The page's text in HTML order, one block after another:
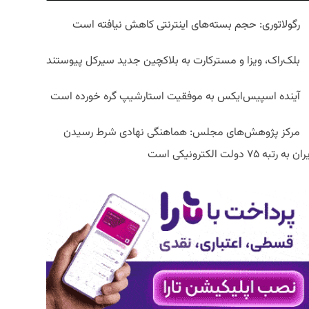
رگولاتوری: حجم بسته‌های اینترنتی کاهش نیافته است
بلک‌راک، ویزا و مسترکارت به بلاکچین جدید سیرکل پیوستند
آینده اسپیس‌ایکس به موفقیت استارشیپ گره خورده است
مرکز پژوهش‌های مجلس: هماهنگی نهادی شرط رسیدن
به رتبه ۷۵ دولت الکترونیکی است